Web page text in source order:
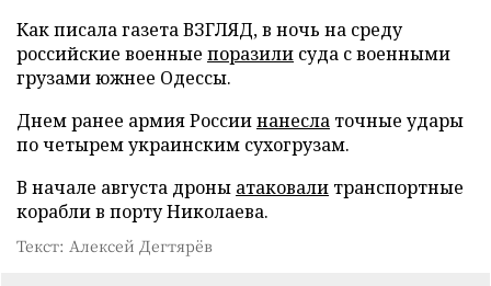
Как писала газета ВЗГЛЯД, в ночь на среду
российские военные поразили суда с военными
грузами южнее Одессы.
Днем ранее армия Россиинанесла точные удары
по четырем украинским сухогрузам.
В начале августа дроны атаковали транспортные
корабли в порту Николаева.
Текст: Алексей Дегтярёв